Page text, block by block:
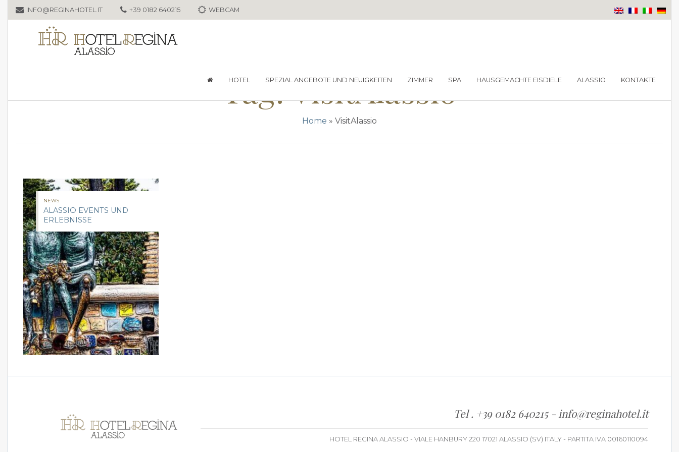
INFO@REGINAHOTEL.IT +39 0182 640215 WEBCAM
HOTEL SPEZIAL ANGEBOTE UND NEUIGKEITEN ZIMMER SPA HAUSGEMACHTE EISDIELE ALASSIO KONTAKTE
Tag:VisitAlassio
Home » VisitAlassio
NEWS
ALASSIO EVENTS UND
ERLEBNISSE
Tel . +39 0182 640215 - info@reginahotel.it
HOTEL REGINA ALASSIO - VIALE HANBURY 220 17021 ALASSIO (SV) ITALY - PARTITA IVA 00160110094